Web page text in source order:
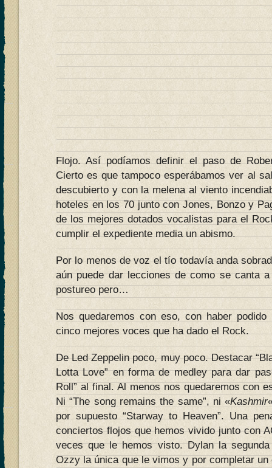
Flojo. Así podíamos definir el paso de
Cierto es que tampoco esperábamos ver al
descubierto y con la melena al viento
hoteles en los 70 junto con Jones, Bonzo y
de los mejores dotados vocalistas para el
cumplir el expediente media un abismo.
Por lo menos de voz el tío todavía anda
aún puede dar lecciones de como se canta
postureo pero…
Nos quedaremos con eso, con haber
cinco mejores voces que ha dado el Rock.
De Led Zeppelin poco, muy poco. Destacar
Lotta Love” en forma de medley para dar
Roll” al final. Al menos nos quedaremos con
Ni “The song remains the same”, ni «Kashmir
por supuesto “Starway to Heaven”. Una
conciertos flojos que hemos vivido junto con
veces que le hemos visto. Dylan la
Ozzy la única que le vimos y por completar